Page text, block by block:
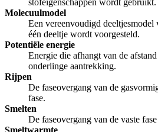
Molecuulmodel
Een vereenvoudigd
één deeltje wordt voorgesteld.
Potentiële energie
Energie die afhangt van de
onderlinge aantrekking.
Rijpen
De faseovergang van de
fase.
Smelten
De faseovergang van de vaste
Smeltwarmte